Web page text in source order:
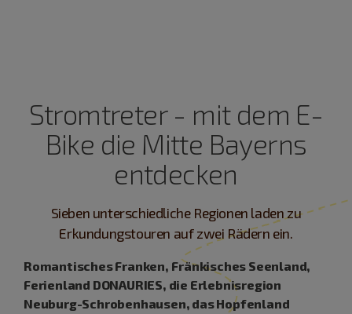
Stromtreter - mit dem E-
Bike die Mitte Bayerns
entdecken
Sieben unterschiedliche Regionen laden zu
Erkundungstouren auf zwei Rädern ein.
Romantisches Franken, Fränkisches Seenland,
Ferienland DONAURIES, die Erlebnisregion
Neuburg-Schrobenhausen, das Hopfenland